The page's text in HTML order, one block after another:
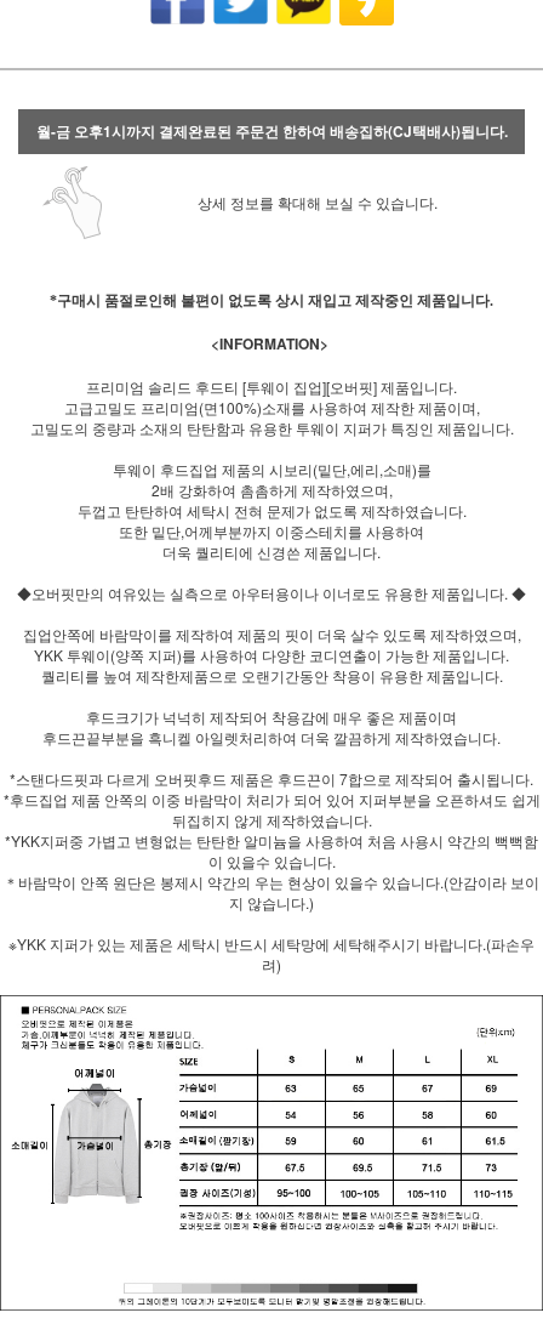
월-금 오후1시까지 결제완료된 주문건 한하여 배송집하(CJ택배사)됩니다.
상세 정보를 확대해 보실 수 있습니다.
*구매시 품절로인해 불편이 없도록 상시 재입고 제작중인 제품입니다.
<INFORMATION>
프리미엄 솔리드 후드티 [투웨이 집업][오버핏] 제품입니다.
고급고밀도 프리미엄(면100%)소재를 사용하여 제작한 제품이며,
고밀도의 중량과 소재의 탄탄함과 유용한 투웨이 지퍼가 특징인 제품입니다.
투웨이 후드집업 제품의 시보리(밑단,에리,소매)를
2배 강화하여 촘촘하게 제작하였으며,
두껍고 탄탄하여 세탁시 전혀 문제가 없도록 제작하였습니다.
또한 밑단,어께부분까지 이중스테치를 사용하여
더욱 퀄리티에 신경쓴 제품입니다.
◆오버핏만의 여유있는 실측으로 아우터용이나 이너로도 유용한 제품입니다. ◆
집업안쪽에 바람막이를 제작하여 제품의 핏이 더욱 살수 있도록 제작하였으며,
YKK 투웨이(양쪽 지퍼)를 사용하여 다양한 코디연출이 가능한 제품입니다.
퀄리티를 높여 제작한제품으로 오랜기간동안 착용이 유용한 제품입니다.
후드크기가 넉넉히 제작되어 착용감에 매우 좋은 제품이며
후드끈끝부분을 흑니켈 아일렛처리하여 더욱 깔끔하게 제작하였습니다.
*스탠다드핏과 다르게 오버핏후드 제품은 후드끈이 7합으로 제작되어 출시됩니다.
*후드집업 제품 안쪽의 이중 바람막이 처리가 되어 있어 지퍼부분을 오픈하셔도 쉽게
뒤집히지 않게 제작하였습니다.
*YKK지퍼중 가볍고 변형없는 탄탄한 알미늄을 사용하여 처음 사용시 약간의 뻑뻑함
이 있을수 있습니다.
＊바람막이 안쪽 원단은 봉제시 약간의 우는 현상이 있을수 있습니다.(안감이라 보이
지 않습니다.)
※YKK 지퍼가 있는 제품은 세탁시 반드시 세탁망에 세탁해주시기 바랍니다.(파손우
려)